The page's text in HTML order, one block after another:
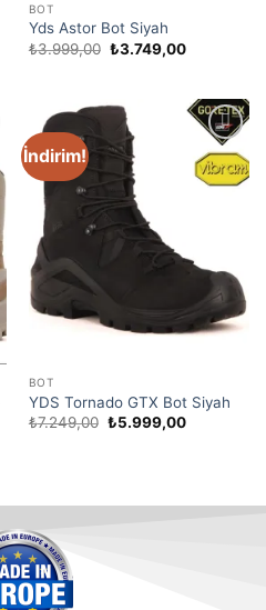
BOT
Yds Astor Bot Siyah
₺3.999,00 ₺3.749,00
İndirim!
Favori
Ürünler
BOT
YDS Tornado GTX Bot Siyah
₺7.249,00 ₺5.999,00